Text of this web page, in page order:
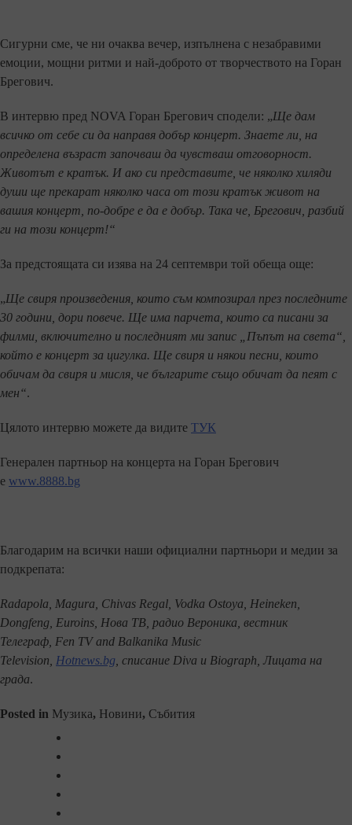
Сигурни сме, че ни очаква вечер, изпълнена с незабравими
емоции, мощни ритми и най-доброто от творчеството на Горан
Брегович.
В интервю пред NOVA Горан Брегович сподели: „Ще дам
всичко от себе си да направя добър концерт. Знаете ли, на
определена възраст започваш да чувстваш отговорност.
Животът е кратък. И ако си представите, че няколко хиляди
души ще прекарат няколко часа от този кратък живот на
вашия концерт, по-добре е да е добър. Така че, Брегович, разбий
ги на този концерт!“
За предстоящата си изява на 24 септември той обеща още:
„Ще свиря произведения, които съм композирал през последните
30 години, дори повече. Ще има парчета, които са писани за
филми, включително и последният ми запис „Пъпът на света“,
който е концерт за цигулка. Ще свиря и някои песни, които
обичам да свиря и мисля, че българите също обичат да пеят с
мен“.
Цялото интервю можете да видите ТУК
Генерален партньор на концерта на Горан Брегович
е www.8888.bg
Благодарим на всички наши официални партньори и медии за
подкрепата:
Radapola, Magura, Chivas Regal, Vodka Ostoya, Heineken,
Dongfeng, Euroins, Нова ТВ, радио Вероника, вестник
Телеграф, Fen TV and Balkanika Music
Television, Hotnews.bg , списание Diva и Biograph, Лицата на
града.
Posted in Музика, Новини, Събития